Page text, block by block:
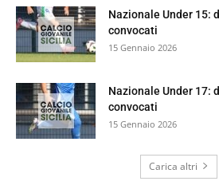
Nazionale Under 15:
convocati
15 Gennaio 2026
Nazionale Under 17:
convocati
15 Gennaio 2026
Carica altri